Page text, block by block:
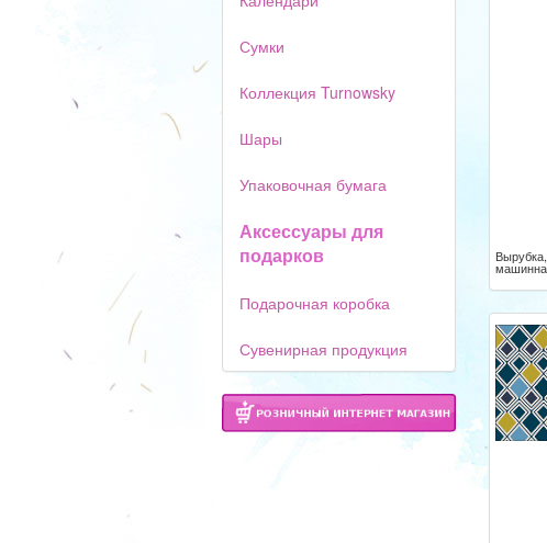
Сумки
Коллекция Turnowsky
Шары
Упаковочная бумага
Аксессуары для
подарков
Подарочная коробка
Сувенирная продукция